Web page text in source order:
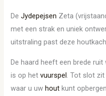
DeJydepejsen Zeta
met een strak en uniek
uitstraling past deze
De haard heeft een brede
is op hetvuurspel. Tot slot zit
waar u uwhout kunt